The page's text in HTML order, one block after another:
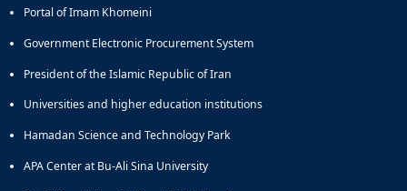
Portal of Imam Khomeini
Government Electronic Procurement System
President of the Islamic Republic of Iran
Universities and higher education institutions
Hamadan Science and Technology Park
APA Center at Bu-Ali Sina University